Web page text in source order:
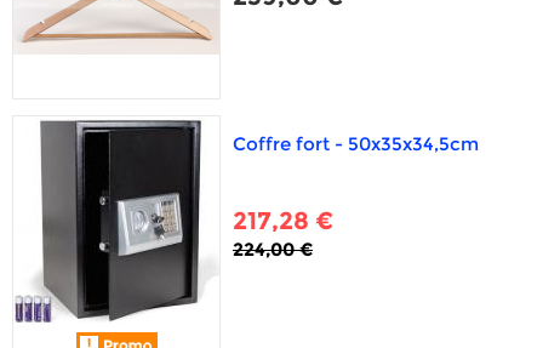
Coffre fort - 50x35x34,5cm
217,28 €
224,00 €